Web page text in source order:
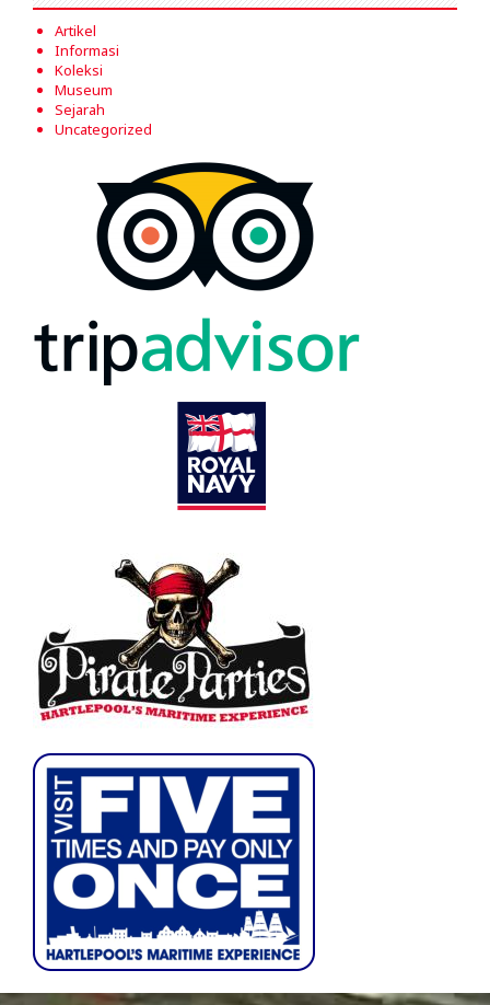
Artikel
Informasi
Koleksi
Museum
Sejarah
Uncategorized